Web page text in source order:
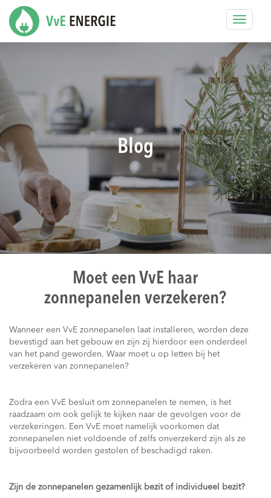
Toggle
Blog
Moet een VvE haar
zonnepanelen verzekeren?
Wanneer een VvE zonnepanelen laat installeren, worden deze
bevestigd aan het gebouw en zijn zij hierdoor een onderdeel
van het pand geworden. Waar moet u op letten bij het
verzekeren van zonnepanelen?
Zodra een VvE besluit om zonnepanelen te nemen, is het
raadzaam om ook gelijk te kijken naar de gevolgen voor de
verzekeringen. Een VvE moet namelijk voorkomen dat
zonnepanelen niet voldoende of zelfs onverzekerd zijn als ze
bijvoorbeeld worden gestolen of beschadigd raken.
Zijn de zonnepanelen gezamenlijk bezit of individueel bezit?